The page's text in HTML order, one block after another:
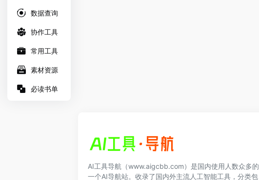
数据查询
协作工具
常用工具
素材资源
必读书单
AI工具导航（www.aigcbb.com）是国内使用人数众多的
一个AI导航站。收录了国内外主流人工智能工具，分类包